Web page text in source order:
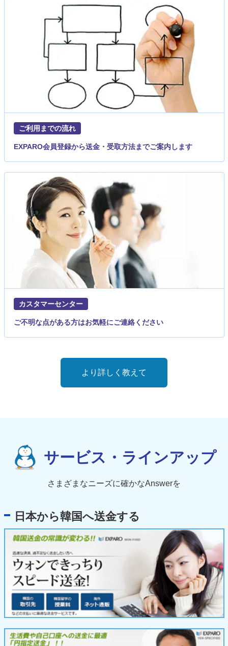
ご利用までの流れ
EXPARO会員登録から送金・受取方法までご案内します
カスタマーセンター
ご不明な点がある方はお気軽にご連絡ください
より詳しく教えて
サービス・ラインアップ
さまざまなニーズに確かなAnswerを
日本から韓国へ送金する